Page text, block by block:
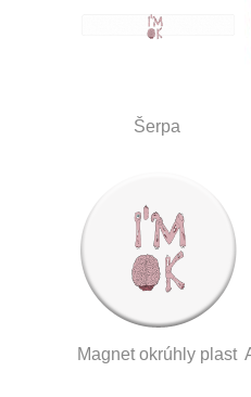
Šerpa
Magnet okrúhly plast